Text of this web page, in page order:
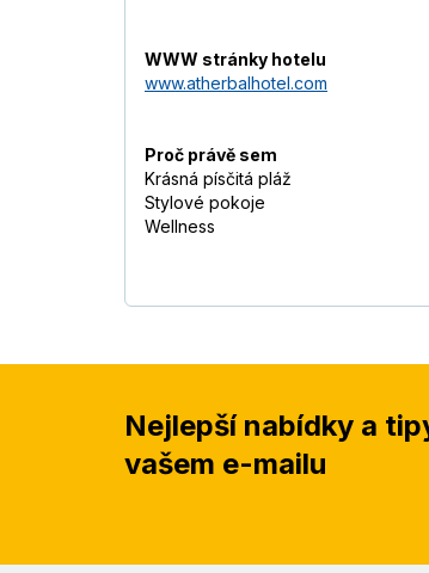
WWW stránky hotelu
www.atherbalhotel.com
Proč právě sem
Krásná písčitá pláž
Stylové pokoje
Wellness
Nejlepší nabídky a
vašem e-mailu